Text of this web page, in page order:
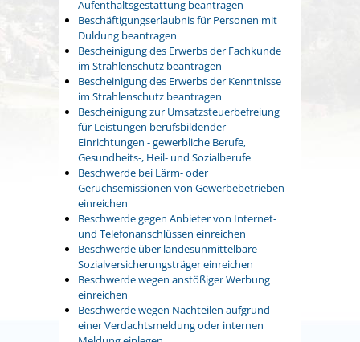
Aufenthaltsgestattung beantragen
Beschäftigungserlaubnis für Personen mit
Duldung beantragen
Bescheinigung des Erwerbs der Fachkunde
im Strahlenschutz beantragen
Bescheinigung des Erwerbs der Kenntnisse
im Strahlenschutz beantragen
Bescheinigung zur Umsatzsteuerbefreiung
für Leistungen berufsbildender
Einrichtungen - gewerbliche Berufe,
Gesundheits-, Heil- und Sozialberufe
Beschwerde bei Lärm- oder
Geruchsemissionen von Gewerbebetrieben
einreichen
Beschwerde gegen Anbieter von Internet-
und Telefonanschlüssen einreichen
Beschwerde über landesunmittelbare
Sozialversicherungsträger einreichen
Beschwerde wegen anstößiger Werbung
einreichen
Beschwerde wegen Nachteilen aufgrund
einer Verdachtsmeldung oder internen